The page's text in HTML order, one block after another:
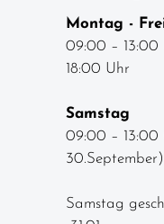
Montag -
09:00 – 13:00
18:00 Uhr
Samstag
09:00 – 13:00
30.September)
Samstag